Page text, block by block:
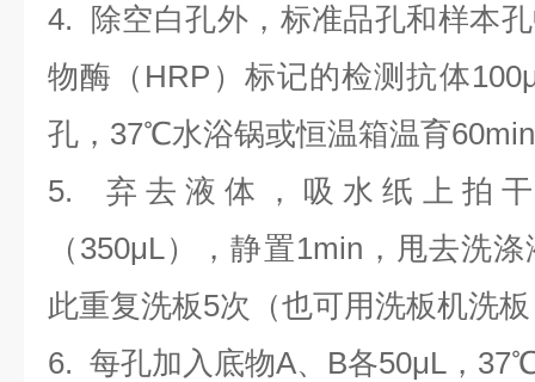
4.
除空白孔外，标准品孔和样本
物酶（HRP）标记的检测抗体
孔，37℃水浴锅或恒温箱温育
5. 弃去液体，吸水纸上拍
（350μL）
，静置1min，甩去洗
此重复洗板5次（也可用洗板机洗
6. 每孔加入底物A、B各50μL，